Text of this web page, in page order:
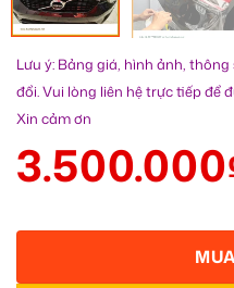
Lưu ý: Bảng giá, hình ảnh,
đổi. Vui lòng liên hệ trực tiếp để
Xin cảm ơn
3.500.000